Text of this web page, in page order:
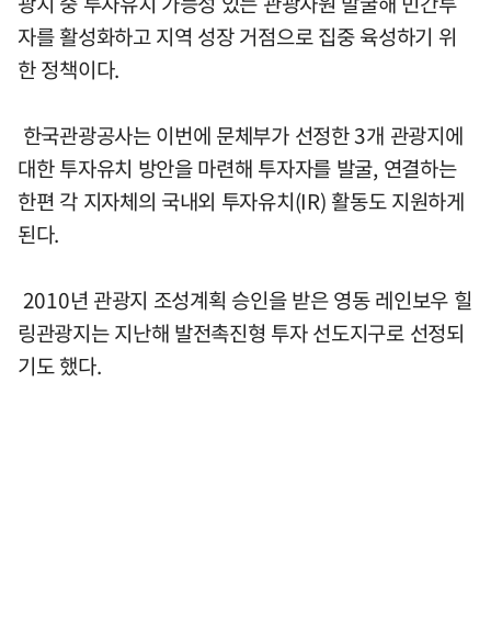
자를 활성화하고 지역 성장 거점으로 집중 육성하기 위
한 정책이다.
한국관광공사는 이번에 문체부가 선정한 3개 관광지에
대한 투자유치 방안을 마련해 투자자를 발굴, 연결하는
한편 각 지자체의 국내외 투자유치(IR) 활동도 지원하게
된다.
2010년 관광지 조성계획 승인을 받은 영동 레인보우 힐
링관광지는 지난해 발전촉진형 투자 선도지구로 선정되
기도 했다.